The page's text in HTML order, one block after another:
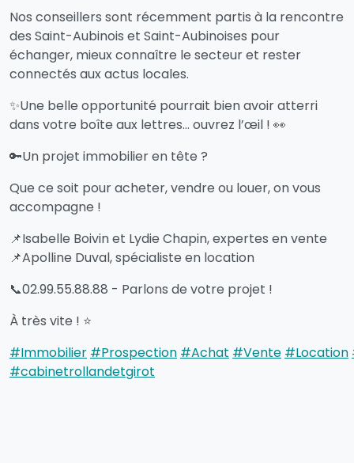
Nos conseillers sont récemment partis à la rencontre
des Saint-Aubinois et Saint-Aubinoises pour
échanger, mieux connaître le secteur et rester
connectés aux actus locales.
✨Une belle opportunité pourrait bien avoir atterri
dans votre boîte aux lettres... ouvrez l’œil ! 👀
🔑Un projet immobilier en tête ?
Que ce soit pour acheter, vendre ou louer, on vous
accompagne !
📌Isabelle Boivin et Lydie Chapin, expertes en vente
📌Apolline Duval, spécialiste en location
📞02.99.55.88.88 - Parlons de votre projet !
À très vite ! ⭐️
#Immobilier #Prospection #Achat #Vente #Location
#cabinetrollandetgirot